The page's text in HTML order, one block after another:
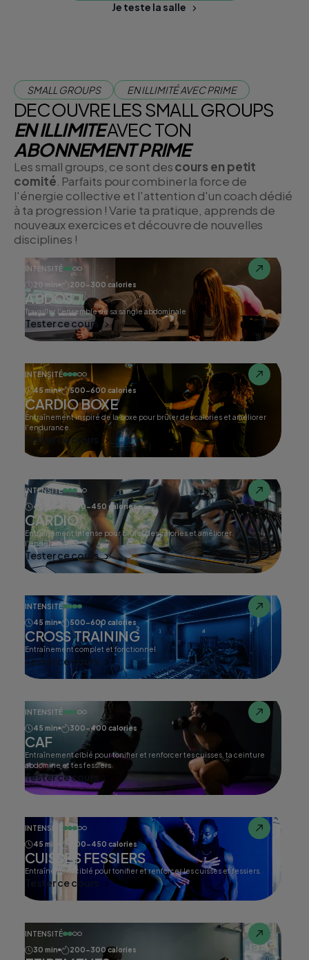
Je teste la salle
SMALL GROUPS EN ILLIMITÉ AVEC PRIME
DECOUVRE LES SMALL GROUPS
EN ILLIMITEAVEC TON
ABONNEMENT PRIME
Les small groups, ce sont descours en petit
comité . Parfaits pour combiner la force de
l'énergie collective et l'attention d'un coach dédié
à ta progression ! Varie ta pratique, apprends de
nouveaux exercices et découvre de nouvelles
disciplines !
INTENSITÉ
20 min
200-300 calories
ABDOS
Travailler l'ensemble de sa sangle abdominale
Tester ce cours
INTENSITÉ
45 min
500-600 calories
CARDIO BOXE
Entraînement inspiré de la boxe pour brûler des calories et améliorer
l'endurance.
Tester ce cours
INTENSITÉ
45 min
400-450 calories
CARDIO
Entraînement intense pour brûler des calories et améliorer
l'endurance.
Tester ce cours
INTENSITÉ
45 min
500-600 calories
CROSS TRAINING
Entraînement complet et fonctionnel
Tester ce cours
INTENSITÉ
45 min
300-400 calories
CAF
Entraînement ciblé pour tonifier et renforcer tes cuisses, ta ceinture
abdomine et tes fessiers.
Tester ce cours
INTENSITÉ
45 min
400-450 calories
CUISSES FESSIERS
Entraînement ciblé pour tonifier et renforcer les cuisses et fessiers.
Tester ce cours
INTENSITÉ
30 min
200-300 calories